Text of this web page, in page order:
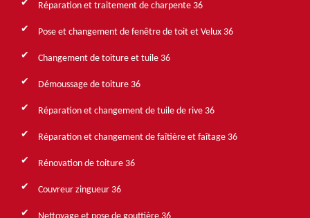
Réparation et traitement de charpente 36
Pose et changement de fenêtre de toit et Velux 36
Changement de toiture et tuile 36
Démoussage de toiture 36
Réparation et changement de tuile de rive 36
Réparation et changement de faîtière et faîtage 36
Rénovation de toiture 36
Couvreur zingueur 36